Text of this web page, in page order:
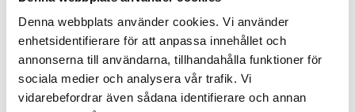
Denna webbplats använder cookies. Vi använder
enhetsidentifierare för att anpassa innehållet och
annonserna till användarna, tillhandahålla funktioner för
sociala medier och analysera vår trafik. Vi
vidarebefordrar även sådana identifierare och annan
Tid: 12:00-13:00
Linköping Storgatan